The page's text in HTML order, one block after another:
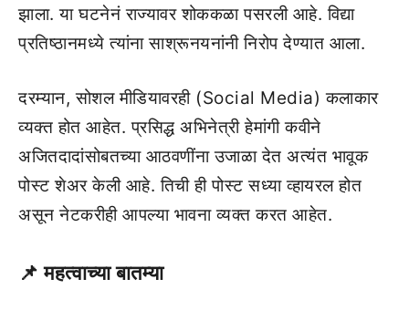
झाला. या घटनेनं राज्यावर शोककळा पसरली आहे. विद्या
प्रतिष्ठानमध्ये त्यांना साश्रूनयनांनी निरोप देण्यात आला.
दरम्यान, सोशल मीडियावरही (Social Media) कलाकार
व्यक्त होत आहेत. प्रसिद्ध अभिनेत्री हेमांगी कवीने
अजितदादांसोबतच्या आठवणींना उजाळा देत अत्यंत भावूक
पोस्ट शेअर केली आहे. तिची ही पोस्ट सध्या व्हायरल होत
असून नेटकरीही आपल्या भावना व्यक्त करत आहेत.
📌 महत्वाच्या बातम्या